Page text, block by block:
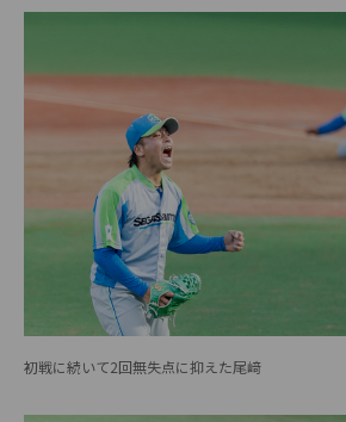
初戦に続いて2回無失点に抑えた尾﨑